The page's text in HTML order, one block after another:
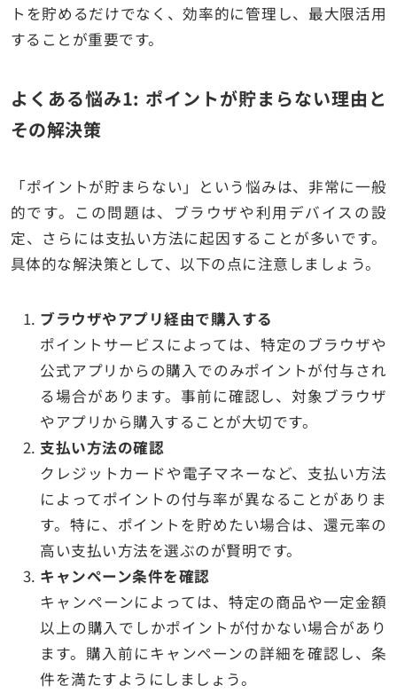
トを貯めるだけでなく、効率的に管理し、最大限活用
することが重要です。
よくある悩み1: ポイントが貯まらない理由と
その解決策
「ポイントが貯まらない」という悩みは、非常に一般
的です。この問題は、ブラウザや利用デバイスの設
定、さらには支払い方法に起因することが多いです。
具体的な解決策として、以下の点に注意しましょう。
ブラウザやアプリ経由で購入する
ポイントサービスによっては、特定のブラウザや
公式アプリからの購入でのみポイントが付与され
る場合があります。事前に確認し、対象ブラウザ
やアプリから購入することが大切です。
支払い方法の確認
クレジットカードや電子マネーなど、支払い方法
によってポイントの付与率が異なることがありま
す。特に、ポイントを貯めたい場合は、還元率の
高い支払い方法を選ぶのが賢明です。
キャンペーン条件を確認
キャンペーンによっては、特定の商品や一定金額
以上の購入でしかポイントが付かない場合があり
ます。購入前にキャンペーンの詳細を確認し、条
件を満たすようにしましょう。